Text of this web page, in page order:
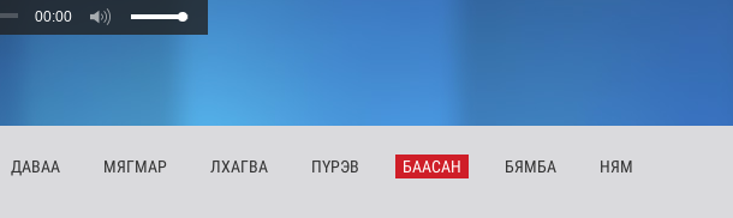
00:00
ДАВАА МЯГМАР ЛХАГВА ПҮРЭВ БААСАН БЯМБА НЯМ